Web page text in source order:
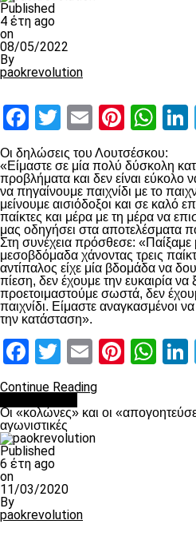
Published
4 έτη ago
on
08/05/2022
By
paokrevolution
Facebook
Twitter
Email
Οι δηλώσεις του Λουτσέσκου:
«Είμαστε σε μία πολύ δύσκολη
προβλήματα και δεν είναι εύκολο
να πηγαίνουμε παιχνίδι με το
μείνουμε αισιόδοξοι και σε καλό
παίκτες και μέρα με τη μέρα να
μας οδηγήσει στα αποτελέσματα
Στη συνέχεια πρόσθεσε:
μεσοβδόμαδα χάνοντας τρεις
αντίπαλος είχε μία βδομάδα να
πίεση, δεν έχουμε την ευκαιρία
προετοιμαστούμε σωστά, δεν
παιχνίδι. Είμαστε αναγκασμένοι
την κατάσταση».
Facebook
Twitter
Email
Continue Reading
Οι «κολώνες» και οι
αγωνιστικές
Published
6 έτη ago
on
11/03/2020
By
paokrevolution